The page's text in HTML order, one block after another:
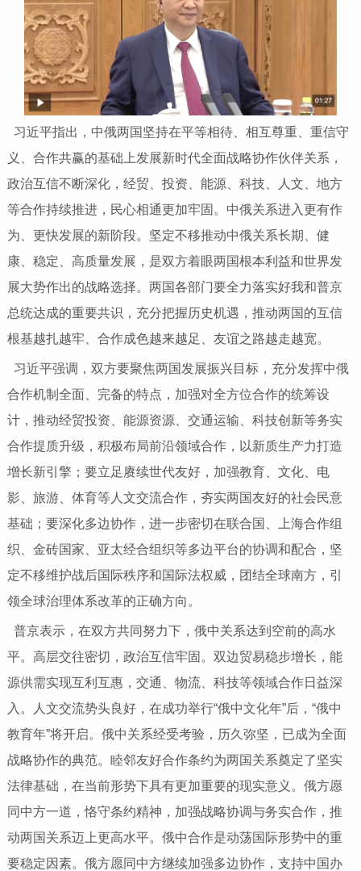
习近平指出，中俄两国坚持在平等相待、相互尊重、重信守
义、合作共赢的基础上发展新时代全面战略协作伙伴关系，
政治互信不断深化，经贸、投资、能源、科技、人文、地方
等合作持续推进，民心相通更加牢固。中俄关系进入更有作
为、更快发展的新阶段。坚定不移推动中俄关系长期、健
康、稳定、高质量发展，是双方着眼两国根本利益和世界发
展大势作出的战略选择。两国各部门要全力落实好我和普京
总统达成的重要共识，充分把握历史机遇，推动两国的互信
根基越扎越牢、合作成色越来越足、友谊之路越走越宽。
习近平强调，双方要聚焦两国发展振兴目标，充分发挥中俄
合作机制全面、完备的特点，加强对全方位合作的统筹设
计，推动经贸投资、能源资源、交通运输、科技创新等务实
合作提质升级，积极布局前沿领域合作，以新质生产力打造
增长新引擎；要立足赓续世代友好，加强教育、文化、电
影、旅游、体育等人文交流合作，夯实两国友好的社会民意
基础；要深化多边协作，进一步密切在联合国、上海合作组
织、金砖国家、亚太经合组织等多边平台的协调和配合，坚
定不移维护战后国际秩序和国际法权威，团结全球南方，引
领全球治理体系改革的正确方向。
普京表示，在双方共同努力下，俄中关系达到空前的高水
平。高层交往密切，政治互信牢固。双边贸易稳步增长，能
源供需实现互利互惠，交通、物流、科技等领域合作日益深
入。人文交流势头良好，在成功举行“俄中文化年”后，“俄中
教育年”将开启。俄中关系经受考验，历久弥坚，已成为全面
战略协作的典范。睦邻友好合作条约为两国关系奠定了坚实
法律基础，在当前形势下具有更加重要的现实意义。俄方愿
同中方一道，恪守条约精神，加强战略协调与务实合作，推
动两国关系迈上更高水平。俄中合作是动荡国际形势中的重
要稳定因素。俄方愿同中方继续加强多边协作，支持中国办